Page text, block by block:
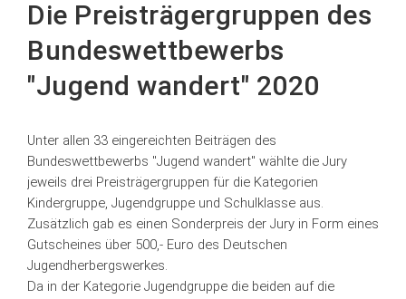
Die Preisträgergruppen des
Bundeswettbewerbs
"Jugend wandert" 2020
Unter allen 33 eingereichten Beiträgen des
Bundeswettbewerbs "Jugend wandert" wählte die Jury
jeweils drei Preisträgergruppen für die Kategorien
Kindergruppe, Jugendgruppe und Schulklasse aus.
Zusätzlich gab es einen Sonderpreis der Jury in Form eines
Gutscheines über 500,- Euro des Deutschen
Jugendherbergswerkes.
Da in der Kategorie Jugendgruppe die beiden auf die